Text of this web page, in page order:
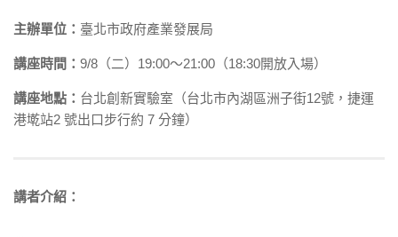
主辦單位： 臺北市政府產業發展局
講座時間： 9/8（二）19:00～21:00（18:30開放入場）
講座地點： 台北創新實驗室（台北市內湖區洲子街12號，捷運
港墘站2 號出口步行約 7 分鐘）
講者介紹：